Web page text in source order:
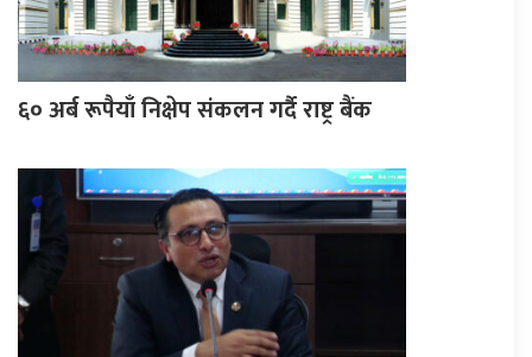
६० अर्ब रूपैयाँ निक्षेप संकलन गर्दै राष्ट्र बैंक